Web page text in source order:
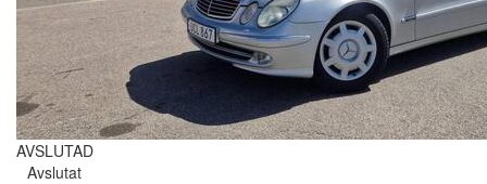
AVSLUTAD
Avslutat